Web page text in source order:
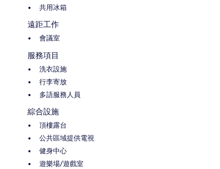
共用冰箱
遠距工作
會議室
服務項目
洗衣設施
行李寄放
多語服務人員
綜合設施
頂樓露台
公共區域提供電視
健身中心
遊樂場/遊戲室